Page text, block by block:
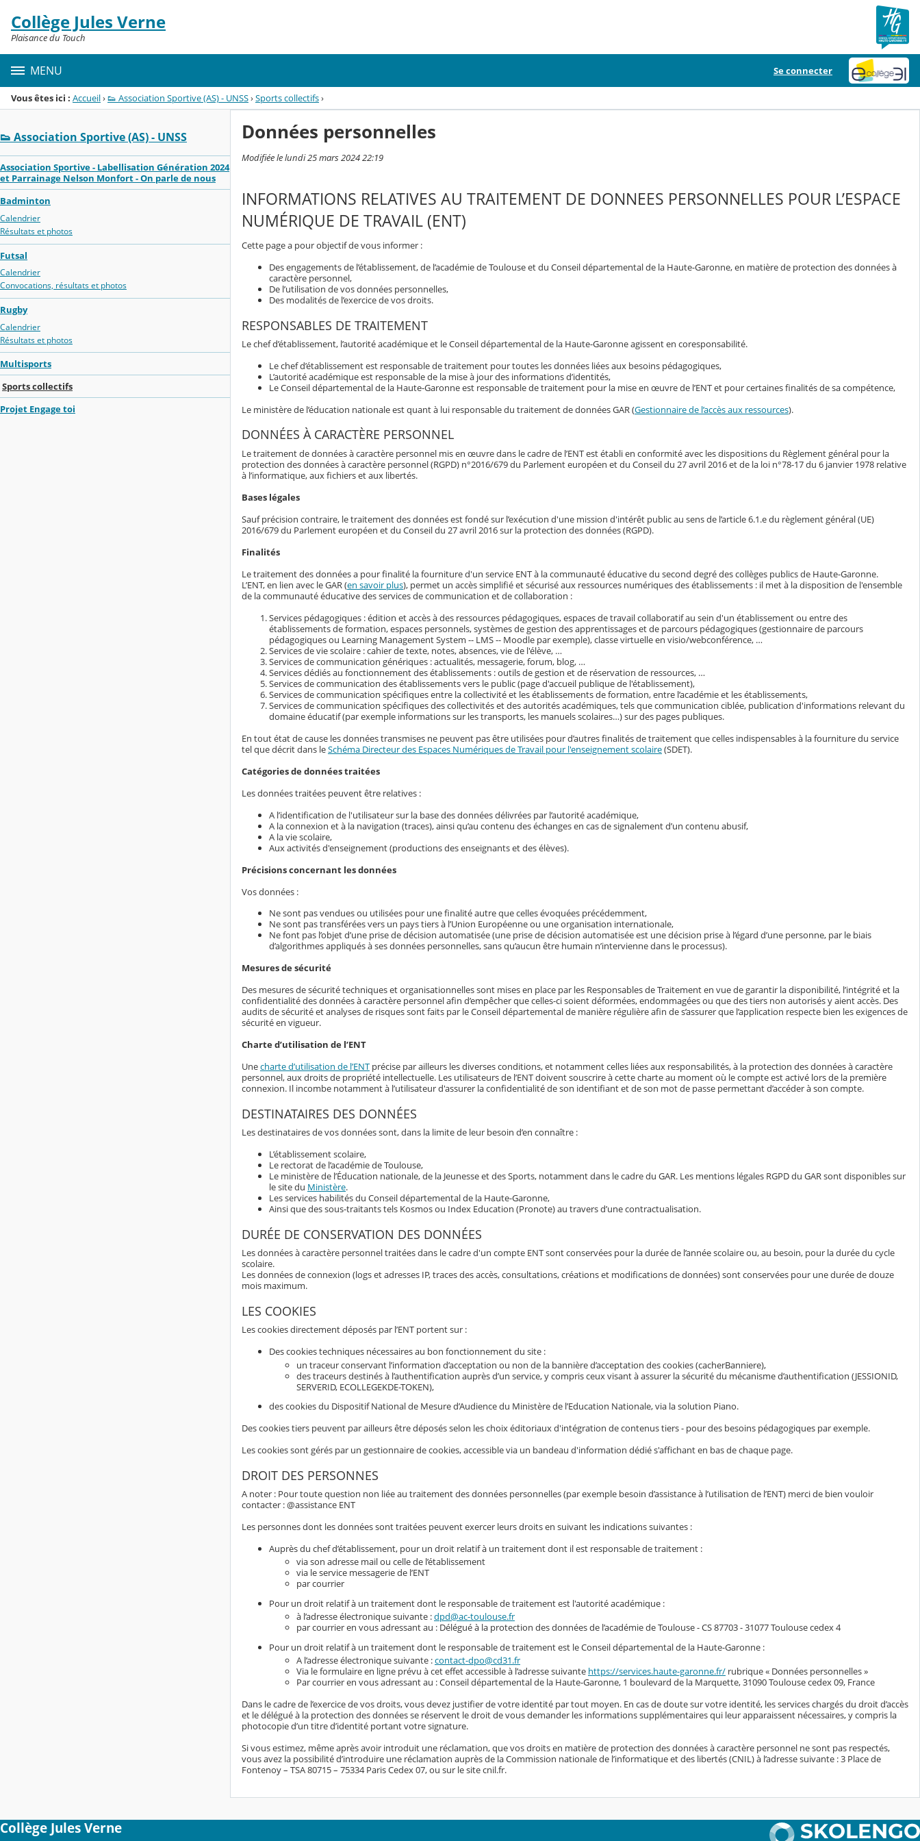
Menu de la rubrique
Contenu
Collège Jules Verne
Plaisance du Touch
MENU Se connecter
Vous êtes ici : Accueil›👟 Association Sportive (AS) - UNSS›Sports collectifs›
👟 Association Sportive (AS) - UNSS
Association Sportive - Labellisation Génération 2024
et Parrainage Nelson Monfort - On parle de nous
Badminton
Calendrier
Résultats et photos
Futsal
Calendrier
Convocations, résultats et photos
Rugby
Calendrier
Résultats et photos
Multisports
Sports collectifs
Projet Engage toi
Données personnelles
Modifiée le lundi 25 mars 2024 22:19
INFORMATIONS RELATIVES AU TRAITEMENT DE DONNEES PERSONNELLES POUR L’ESPACE
NUMÉRIQUE DE TRAVAIL (ENT)
Cette page a pour objectif de vous informer :
Des engagements de l’établissement, de l’académie de Toulouse et du Conseil départemental de la Haute-Garonne, en matière de protection des données à
caractère personnel,
De l’utilisation de vos données personnelles,
Des modalités de l’exercice de vos droits.
RESPONSABLES DE TRAITEMENT
Le chef d’établissement, l’autorité académique et le Conseil départemental de la Haute-Garonne agissent en coresponsabilité.
Le chef d’établissement est responsable de traitement pour toutes les données liées aux besoins pédagogiques,
L’autorité académique est responsable de la mise à jour des informations d’identités,
Le Conseil départemental de la Haute-Garonne est responsable de traitement pour la mise en œuvre de l’ENT et pour certaines finalités de sa compétence,
Le ministère de l’éducation nationale est quant à lui responsable du traitement de données GAR (Gestionnaire de l’accès aux ressources).
DONNÉES À CARACTÈRE PERSONNEL
Le traitement de données à caractère personnel mis en œuvre dans le cadre de l’ENT est établi en conformité avec les dispositions du Règlement général pour la
protection des données à caractère personnel (RGPD) n°2016/679 du Parlement européen et du Conseil du 27 avril 2016 et de la loi n°78-17 du 6 janvier 1978 relative
à l’informatique, aux fichiers et aux libertés.
Bases légales
Sauf précision contraire, le traitement des données est fondé sur l’exécution d'une mission d'intérêt public au sens de l’article 6.1.e du règlement général (UE)
2016/679 du Parlement européen et du Conseil du 27 avril 2016 sur la protection des données (RGPD).
Finalités
Le traitement des données a pour finalité la fourniture d'un service ENT à la communauté éducative du second degré des collèges publics de Haute-Garonne.
L’ENT, en lien avec le GAR (en savoir plus), permet un accès simplifié et sécurisé aux ressources numériques des établissements : il met à la disposition de l'ensemble
de la communauté éducative des services de communication et de collaboration :
Services pédagogiques : édition et accès à des ressources pédagogiques, espaces de travail collaboratif au sein d'un établissement ou entre des
établissements de formation, espaces personnels, systèmes de gestion des apprentissages et de parcours pédagogiques (gestionnaire de parcours
pédagogiques ou Learning Management System -- LMS -- Moodle par exemple), classe virtuelle en visio/webconférence, …
Services de vie scolaire : cahier de texte, notes, absences, vie de l'élève, …
Services de communication génériques : actualités, messagerie, forum, blog, …
Services dédiés au fonctionnement des établissements : outils de gestion et de réservation de ressources, …
Services de communication des établissements vers le public (page d'accueil publique de l'établissement),
Services de communication spécifiques entre la collectivité et les établissements de formation, entre l’académie et les établissements,
Services de communication spécifiques des collectivités et des autorités académiques, tels que communication ciblée, publication d'informations relevant du
domaine éducatif (par exemple informations sur les transports, les manuels scolaires…) sur des pages publiques.
En tout état de cause les données transmises ne peuvent pas être utilisées pour d’autres finalités de traitement que celles indispensables à la fourniture du service
tel que décrit dans leSchéma Directeur des Espaces Numériques de Travail pour l'enseignement scolaire(SDET).
Catégories de données traitées
Les données traitées peuvent être relatives :
A l’identification de l'utilisateur sur la base des données délivrées par l’autorité académique,
A la connexion et à la navigation (traces), ainsi qu’au contenu des échanges en cas de signalement d’un contenu abusif,
A la vie scolaire,
Aux activités d'enseignement (productions des enseignants et des élèves).
Précisions concernant les données
Vos données :
Ne sont pas vendues ou utilisées pour une finalité autre que celles évoquées précédemment,
Ne sont pas transférées vers un pays tiers à l’Union Européenne ou une organisation internationale,
Ne font pas l’objet d’une prise de décision automatisée (une prise de décision automatisée est une décision prise à l’égard d’une personne, par le biais
d’algorithmes appliqués à ses données personnelles, sans qu’aucun être humain n’intervienne dans le processus).
Mesures de sécurité
Des mesures de sécurité techniques et organisationnelles sont mises en place par les Responsables de Traitement en vue de garantir la disponibilité, l’intégrité et la
confidentialité des données à caractère personnel afin d’empêcher que celles-ci soient déformées, endommagées ou que des tiers non autorisés y aient accès. Des
audits de sécurité et analyses de risques sont faits par le Conseil départemental de manière régulière afin de s’assurer que l’application respecte bien les exigences de
sécurité en vigueur.
Charte d’utilisation de l’ENT
Unecharte d’utilisation de l’ENT précise par ailleurs les diverses conditions, et notamment celles liées aux responsabilités, à la protection des données à caractère
personnel, aux droits de propriété intellectuelle. Les utilisateurs de l’ENT doivent souscrire à cette charte au moment où le compte est activé lors de la première
connexion. Il incombe notamment à l’utilisateur d'assurer la confidentialité de son identifiant et de son mot de passe permettant d’accéder à son compte.
DESTINATAIRES DES DONNÉES
Les destinataires de vos données sont, dans la limite de leur besoin d’en connaître :
L’établissement scolaire,
Le rectorat de l’académie de Toulouse,
Le ministère de l’Éducation nationale, de la Jeunesse et des Sports, notamment dans le cadre du GAR. Les mentions légales RGPD du GAR sont disponibles sur
le site du Ministère.
Les services habilités du Conseil départemental de la Haute-Garonne,
Ainsi que des sous-traitants tels Kosmos ou Index Education (Pronote) au travers d’une contractualisation.
DURÉE DE CONSERVATION DES DONNÉES
Les données à caractère personnel traitées dans le cadre d'un compte ENT sont conservées pour la durée de l’année scolaire ou, au besoin, pour la durée du cycle
scolaire.
Les données de connexion (logs et adresses IP, traces des accès, consultations, créations et modifications de données) sont conservées pour une durée de douze
mois maximum.
LES COOKIES
Les cookies directement déposés par l’ENT portent sur :
Des cookies techniques nécessaires au bon fonctionnement du site :
un traceur conservant l’information d’acceptation ou non de la bannière d’acceptation des cookies (cacherBanniere),
des traceurs destinés à l’authentification auprès d’un service, y compris ceux visant à assurer la sécurité du mécanisme d’authentification (JESSIONID,
SERVERID, ECOLLEGEKDE-TOKEN),
des cookies du Dispositif National de Mesure d’Audience du Ministère de l’Education Nationale, via la solution Piano.
Des cookies tiers peuvent par ailleurs être déposés selon les choix éditoriaux d'intégration de contenus tiers - pour des besoins pédagogiques par exemple.
Les cookies sont gérés par un gestionnaire de cookies, accessible via un bandeau d'information dédié s'affichant en bas de chaque page.
DROIT DES PERSONNES
A noter : Pour toute question non liée au traitement des données personnelles (par exemple besoin d’assistance à l’utilisation de l’ENT) merci de bien vouloir
contacter : @assistance ENT
Les personnes dont les données sont traitées peuvent exercer leurs droits en suivant les indications suivantes :
Auprès du chef d’établissement, pour un droit relatif à un traitement dont il est responsable de traitement :
via son adresse mail ou celle de l’établissement
via le service messagerie de l’ENT
par courrier
Pour un droit relatif à un traitement dont le responsable de traitement est l'autorité académique :
à l’adresse électronique suivante :dpd@ac-toulouse.fr
par courrier en vous adressant au : Délégué à la protection des données de l’académie de Toulouse - CS 87703 - 31077 Toulouse cedex 4
Pour un droit relatif à un traitement dont le responsable de traitement est le Conseil départemental de la Haute-Garonne :
A l’adresse électronique suivante :contact-dpo@cd31.fr
Via le formulaire en ligne prévu à cet effet accessible à l’adresse suivante https://services.haute-garonne.fr/ rubrique « Données personnelles »
Par courrier en vous adressant au : Conseil départemental de la Haute-Garonne, 1 boulevard de la Marquette, 31090 Toulouse cedex 09, France
Dans le cadre de l’exercice de vos droits, vous devez justifier de votre identité par tout moyen. En cas de doute sur votre identité, les services chargés du droit d’accès
et le délégué à la protection des données se réservent le droit de vous demander les informations supplémentaires qui leur apparaissent nécessaires, y compris la
photocopie d’un titre d’identité portant votre signature.
Si vous estimez, même après avoir introduit une réclamation, que vos droits en matière de protection des données à caractère personnel ne sont pas respectés,
vous avez la possibilité d’introduire une réclamation auprès de la Commission nationale de l’informatique et des libertés (CNIL) à l’adresse suivante : 3 Place de
Fontenoy – TSA 80715 – 75334 Paris Cedex 07, ou sur le site cnil.fr.
Collège Jules Verne